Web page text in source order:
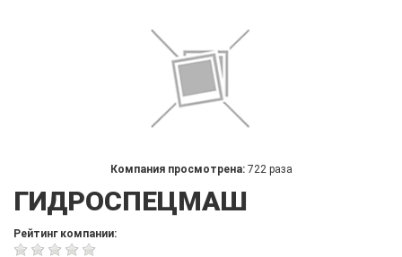
Компания просмотрена: 722 раза
ГИДРОСПЕЦМАШ
Рейтинг компании: